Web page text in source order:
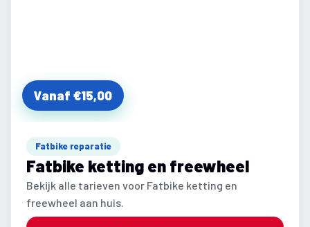
Vanaf €15,00
Fatbike reparatie
Fatbike ketting en freewheel
Bekijk alle tarieven voor Fatbike ketting en
freewheel aan huis.